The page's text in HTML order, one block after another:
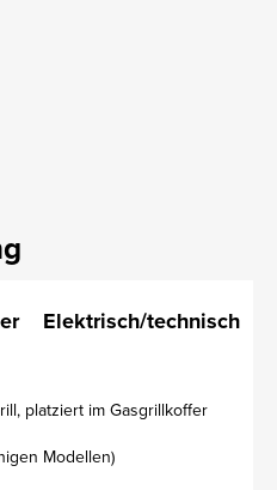
Elektrisch/technisch
platziert im Gasgrillkoffer
Modellen)